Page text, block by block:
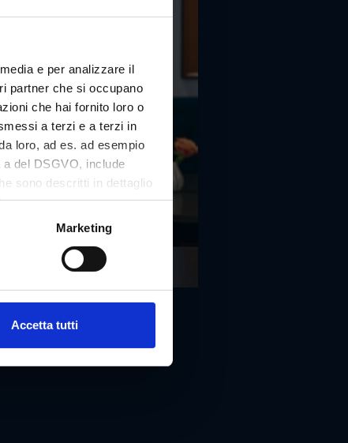
e per analizzare il
partner che si occupano
che hai fornito loro o
a terzi e a terzi in
loro, ad es. ad esempio
del DSGVO, include
sono descritti in dettaglio
sito Web e può essere
Marketing
Accetta tutti